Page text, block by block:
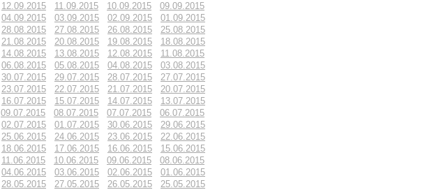
12.09.2015 11.09.2015 10.09.2015
09.09.2015
04.09.2015 03.09.2015 02.09.2015
01.09.2015
28.08.2015 27.08.2015 26.08.2015
25.08.2015
21.08.2015 20.08.2015 19.08.2015
18.08.2015
14.08.2015 13.08.2015 12.08.2015
11.08.2015
06.08.2015 05.08.2015 04.08.2015
03.08.2015
30.07.2015 29.07.2015 28.07.2015
27.07.2015
23.07.2015 22.07.2015 21.07.2015
20.07.2015
16.07.2015 15.07.2015 14.07.2015
13.07.2015
09.07.2015 08.07.2015 07.07.2015
06.07.2015
02.07.2015 01.07.2015 30.06.2015
29.06.2015
25.06.2015 24.06.2015 23.06.2015
22.06.2015
18.06.2015 17.06.2015 16.06.2015
15.06.2015
11.06.2015 10.06.2015 09.06.2015
08.06.2015
04.06.2015 03.06.2015 02.06.2015
01.06.2015
28.05.2015 27.05.2015 26.05.2015
25.05.2015